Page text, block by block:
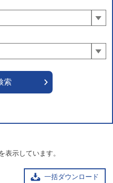
表示しています。
一括ダウンロード